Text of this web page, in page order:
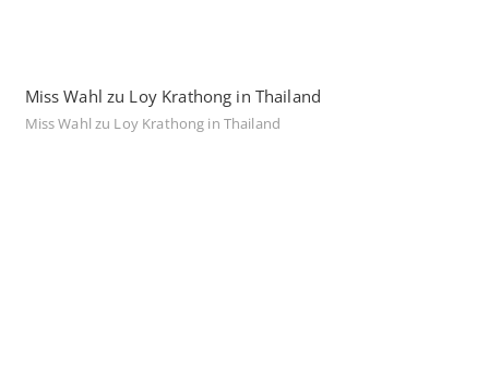
Miss Wahl zu Loy Krathong in Thailand
Miss Wahl zu Loy Krathong in Thailand